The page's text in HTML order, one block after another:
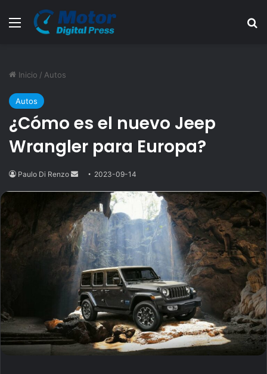
Menú
Inicio / Autos
Autos
¿Cómo es el nuevo Jeep
Wrangler para Europa?
Paulo Di Renzo
Send
email
2023-09-14